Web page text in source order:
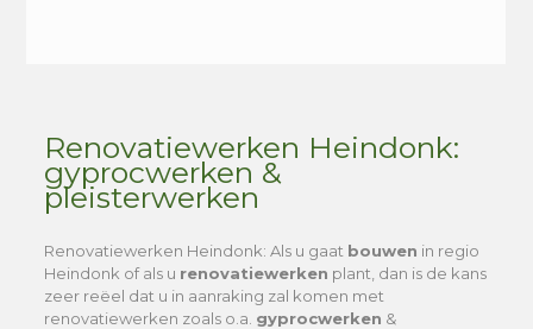
Renovatiewerken Heindonk:
gyprocwerken &
pleisterwerken
Renovatiewerken Heindonk: Als u gaat bouwen in regio
Heindonk of als u renovatiewerken plant, dan is de kans
zeer reëel dat u in aanraking zal komen met
renovatiewerken zoals o.a. gyprocwerken &